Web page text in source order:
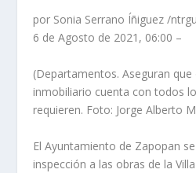
por Sonia Serrano Íñiguez /
6 de Agosto de 2021, 06:00 –
(Departamentos. Aseguran que
inmobiliario cuenta con todos
requieren. Foto: Jorge Alberto
El Ayuntamiento de Zapopan
inspección a las obras de la